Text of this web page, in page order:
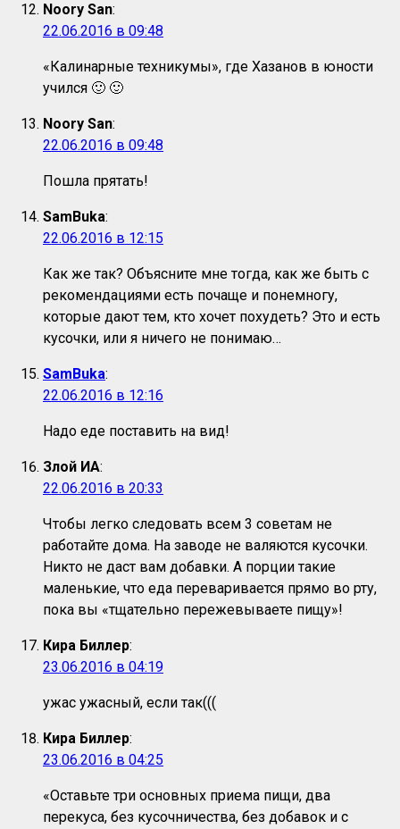
Noory San:
22.06.2016 в 09:48
«Калинарные техникумы», где Хазанов в юности
учился 🙂 🙂
Noory San:
22.06.2016 в 09:48
Пошла прятать!
SamBuka:
22.06.2016 в 12:15
Как же так? Объясните мне тогда, как же быть с
рекомендациями есть почаще и понемногу,
которые дают тем, кто хочет похудеть? Это и есть
кусочки, или я ничего не понимаю…
SamBuka:
22.06.2016 в 12:16
Надо еде поставить на вид!
Злой ИА:
22.06.2016 в 20:33
Чтобы легко следовать всем 3 советам не
работайте дома. На заводе не валяются кусочки.
Никто не даст вам добавки. А порции такие
маленькие, что еда переваривается прямо во рту,
пока вы «тщательно пережевываете пищу»!
Кира Биллер:
23.06.2016 в 04:19
ужас ужасный, если так(((
Кира Биллер:
23.06.2016 в 04:25
«Оставьте три основных приема пищи, два
перекуса, без кусочничества, без добавок и с